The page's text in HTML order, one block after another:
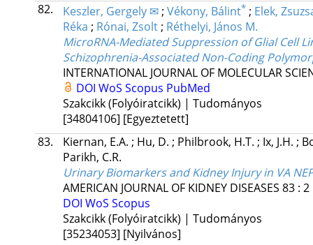
82.
Keszler, Gergely ✉ ; Vékony, Bálint* ; Elek,
Réka ; Rónai, Zsolt ; Réthelyi, János M.
MicroRNA-Mediated Suppression of Glial Cell
Schizophrenia-Associated Non-Coding
INTERNATIONAL JOURNAL OF MOLECULAR
DOI WoS Scopus PubMed
Szakcikk (Folyóiratcikk) | Tudományos
[34804106] [Egyeztetett]
83.
Kiernan, E.A. ; Hu, D. ; Philbrook, H.T. ; Ix, J.H. ;
Parikh, C.R.
Urinary Biomarkers and Kidney Injury in VA
AMERICAN JOURNAL OF KIDNEY DISEASES 83: 2
DOI WoS Scopus
Szakcikk (Folyóiratcikk) | Tudományos
[35234053] [Nyilvános]